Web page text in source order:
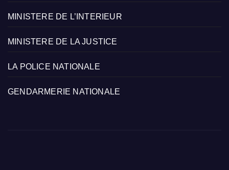
MINISTERE DE L’INTERIEUR
MINISTERE DE LA JUSTICE
LA POLICE NATIONALE
GENDARMERIE NATIONALE